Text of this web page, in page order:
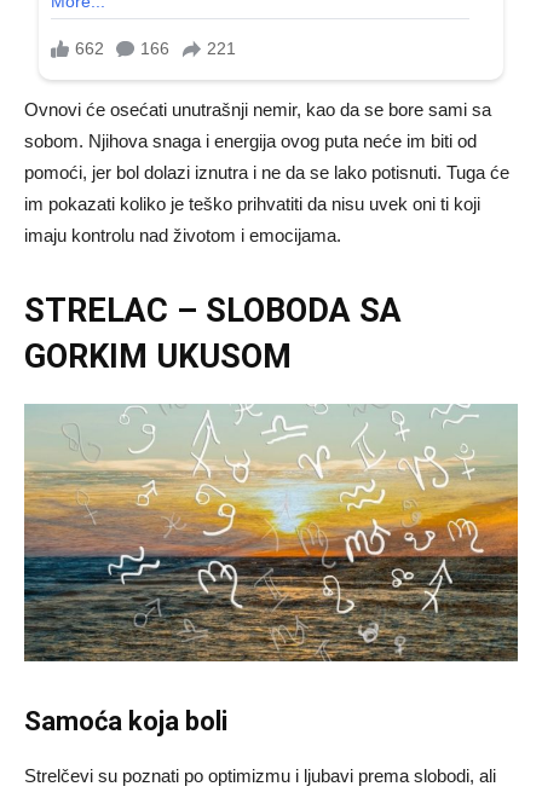
Ovnovi će osećati unutrašnji nemir, kao da se bore sami sa
sobom. Njihova snaga i energija ovog puta neće im biti od
pomoći, jer bol dolazi iznutra i ne da se lako potisnuti. Tuga će
im pokazati koliko je teško prihvatiti da nisu uvek oni ti koji
imaju kontrolu nad životom i emocijama.
STRELAC – SLOBODA SA
GORKIM UKUSOM
Samoća koja boli
Strelčevi su poznati po optimizmu i ljubavi prema slobodi, ali